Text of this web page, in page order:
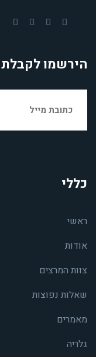
הירשמו לקבלת
כללי
ראשי
אודות
צוות המרצים
שאלות נפוצות
מאמרים
גלריה